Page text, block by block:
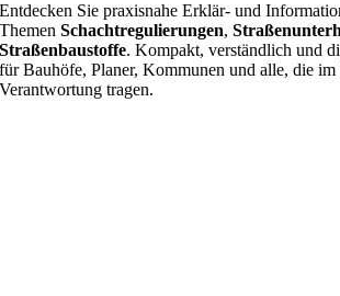
Entdecken Sie praxisnahe Erklär- und
ThemenSchachtregulierungen,
Straßenbaustoffe. Kompakt, verständlich und
für Bauhöfe, Planer, Kommunen und alle, die im
Verantwortung tragen.